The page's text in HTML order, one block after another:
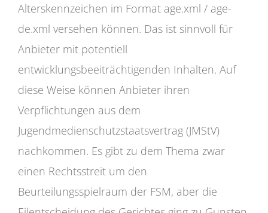
Alterskennzeichen im Format age.xml / age-
de.xml versehen können. Das ist sinnvoll für
Anbieter mit potentiell
entwicklungsbeeiträchtigenden Inhalten. Auf
diese Weise können Anbieter ihren
Verpflichtungen aus dem
Jugendmedienschutzstaatsvertrag (JMStV)
nachkommen. Es gibt zu dem Thema zwar
einen Rechtsstreit um den
Beurteilungsspielraum der FSM, aber die